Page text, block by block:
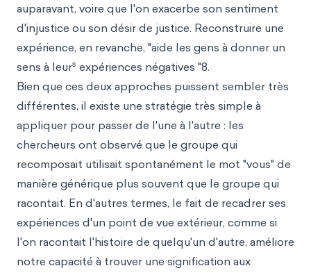
auparavant, voire que l'on exacerbe son sentiment
d'injustice ou son désir de justice. Reconstruire une
expérience, en revanche, "aide les gens à donner un
sens à leurs expériences négatives "8.
Bien que ces deux approches puissent sembler très
différentes, il existe une stratégie très simple à
appliquer pour passer de l'une à l'autre : les
chercheurs ont observé que le groupe qui
recomposait utilisait spontanément le mot "vous" de
manière générique plus souvent que le groupe qui
racontait. En d'autres termes, le fait de recadrer ses
expériences d'un point de vue extérieur, comme si
l'on racontait l'histoire de quelqu'un d'autre, améliore
notre capacité à trouver une signification aux